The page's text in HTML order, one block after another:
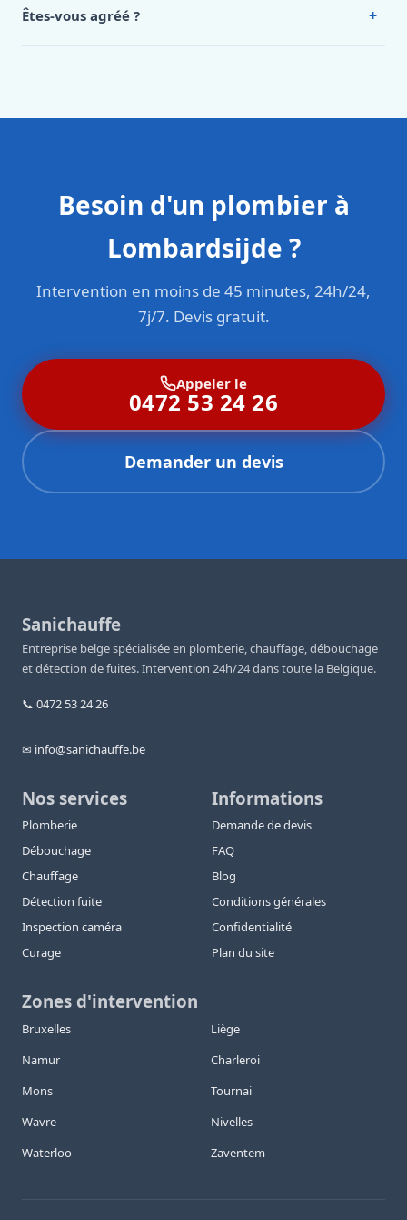
Êtes-vous agréé ? +
Besoin d'un plombier à
Lombardsijde ?
Intervention en moins de 45 minutes, 24h/24,
7j/7. Devis gratuit.
Appeler le
0472 53 24 26
Demander un devis
Sanichauffe
Entreprise belge spécialisée en plomberie, chauffage, débouchage
et détection de fuites. Intervention 24h/24 dans toute la Belgique.
📞 0472 53 24 26
✉ info@sanichauffe.be
Nos services
Plomberie
Débouchage
Chauffage
Détection fuite
Inspection caméra
Curage
Informations
Demande de devis
FAQ
Blog
Conditions générales
Confidentialité
Plan du site
Zones d'intervention
Bruxelles
Liège
Namur
Charleroi
Mons
Tournai
Wavre
Nivelles
Waterloo
Zaventem